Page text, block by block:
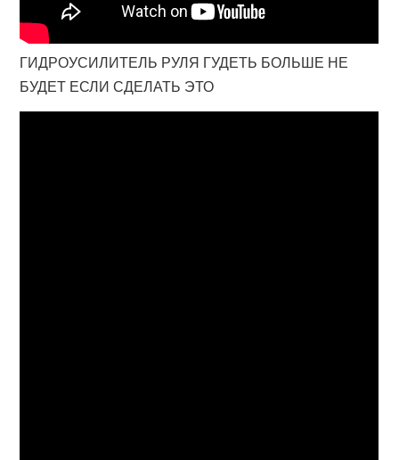
ГИДРОУСИЛИТЕЛЬ РУЛЯ ГУДЕТЬ БОЛЬШЕ НЕ
БУДЕТ ЕСЛИ СДЕЛАТЬ ЭТО